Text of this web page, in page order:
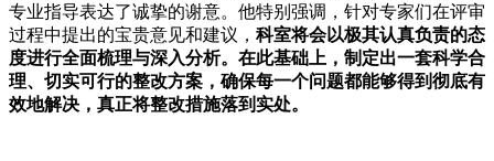
专业指导表达了诚挚的谢意。他特别强调，针对专家们在评审
过程中提出的宝贵意见和建议， 科室将会以极其认真负责的态
度进行全面梳理与深入分析。在此基础上，制定出一套科学合
理、切实可行的整改方案，确保每一个问题都能够得到彻底有
效地解决，真正将整改措施落到实处。